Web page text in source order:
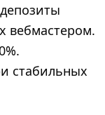
вебмастером.
стабильных